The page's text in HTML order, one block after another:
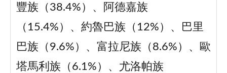
豐族（38.4%）、阿德嘉族
（15.4%）、約魯巴族（12%）、巴里
巴族（9.6%）、富拉尼族（8.6%）、歐
塔馬利族（6.1%）、尤洛帕族